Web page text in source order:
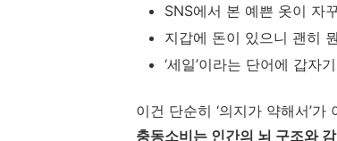
SNS에서 본 예쁜 옷이 자
지갑에 돈이 있으니 괜히
‘세일’이라는 단어에 갑자
이건 단순히 ‘의지가 약해서’가
충동소비는 인간의 뇌 구조와